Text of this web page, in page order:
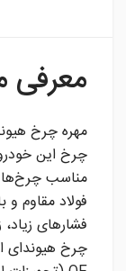
معرفی
مهره چرخ
چرخ این
مناسب چرخ‌ها
فولاد مقاوم و
فشارهای
چرخ هیوندای